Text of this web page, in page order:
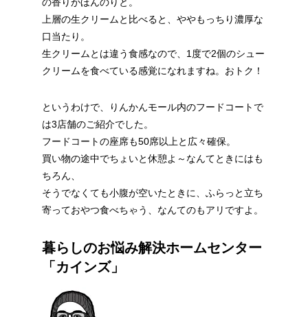
上層の生クリームと比べると、ややもっちり濃厚な
口当たり。
生クリームとは違う食感なので、1度で2個のシュー
クリームを食べている感覚になれますね。おトク！
というわけで、りんかんモール内のフードコートで
は3店舗のご紹介でした。
フードコートの座席も50席以上と広々確保。
買い物の途中でちょいと休憩よ～なんてときにはも
ちろん、
そうでなくても小腹が空いたときに、ふらっと立ち
寄っておやつ食べちゃう、なんてのもアリですよ。
暮らしのお悩み解決ホームセンター
「カインズ」